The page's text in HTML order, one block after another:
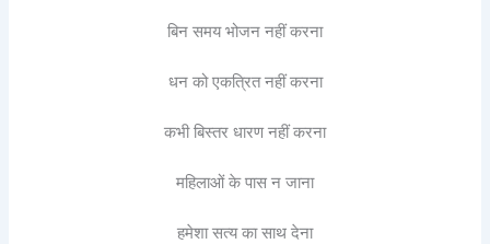
बिन समय भोजन नहीं करना
धन को एकत्रित नहीं करना
कभी बिस्तर धारण नहीं करना
महिलाओं के पास न जाना
हमेशा सत्य का साथ देना